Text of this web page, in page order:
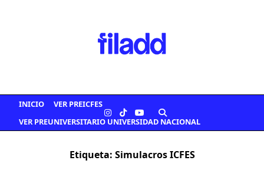
INICIO
VER PREICFES
VER PREUNIVERSITARIO UNIVERSIDAD NACIONAL
Etiqueta: Simulacros ICFES